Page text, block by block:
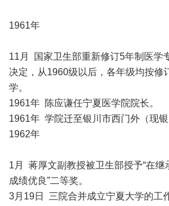
1961年
11月 国家卫生部重新修订5年制医学
决定，从1960级以后，各年级均按修
学。
1961年 陈应谦任宁夏医学院院长。
1961年 学院迁至银川市西门外（现银
1962年
1月 蒋厚文副教授被卫生部授予“在继
成绩优良”二等奖。
3月19日 三院合并成立宁夏大学的工